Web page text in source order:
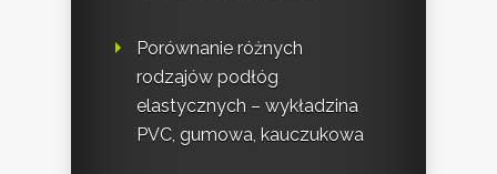
Porównanie różnych
rodzajów podłóg
elastycznych – wykładzina
PVC, gumowa, kauczukowa